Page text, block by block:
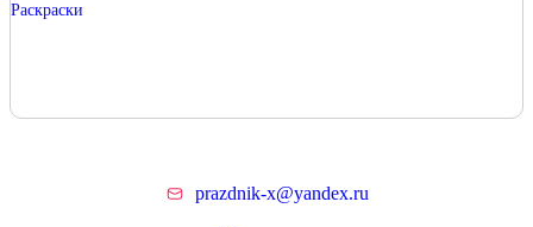
Раскраски
prazdnik-x@yandex.ru